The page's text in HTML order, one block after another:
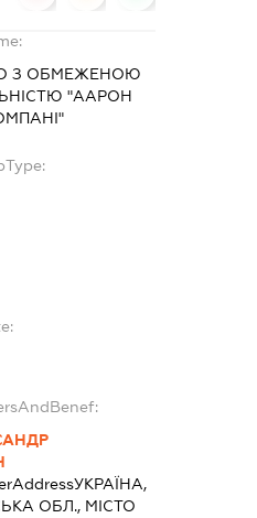
З ОБМЕЖЕНОЮ
"ААРОН
УКРАЇНА,
ОБЛ., МІСТО